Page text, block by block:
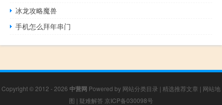
冰龙攻略魔兽
手机怎么拜年串门
Copyright © 2012 - 2026 中营网 Powered by 网站分类目录 | 精选推荐文章 | 网站地
图 | 疑难解答 京ICP备030098号